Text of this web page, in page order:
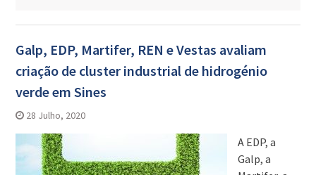
Galp, EDP, Martifer, REN e Vestas avaliam
criação de cluster industrial de hidrogénio
verde em Sines
28 Julho, 2020
A EDP, a
Galp, a